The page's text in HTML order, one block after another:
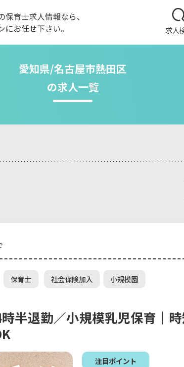
育士求人情報なら、
お任せ下さい。
求人
愛知県/名古屋市熱田区
の求人一覧
保育士 社会保険加入 小規模園
半退勤／小規模乳児保育｜
注目ポイント